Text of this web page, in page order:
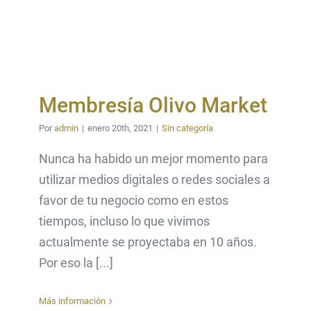
Membresía Olivo Market
Poradmin | enero 20th, 2021 | Sin categoría
Nunca ha habido un mejor momento para
utilizar medios digitales o redes sociales a
favor de tu negocio como en estos
tiempos, incluso lo que vivimos
actualmente se proyectaba en 10 años.
Por eso la [...]
Más información